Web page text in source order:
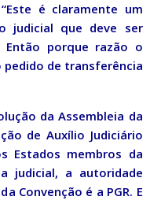
é claramente um
judicial que deve ser
Então porque razão o
pedido de transferência
da Assembleia da
de Auxílio Judiciário
Estados membros da
judicial, a autoridade
Convenção é a PGR. E